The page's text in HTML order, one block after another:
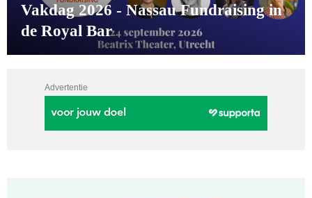
Vakdag 2026 - Nassau Fundraising in
de Royal Bar
Advertentie